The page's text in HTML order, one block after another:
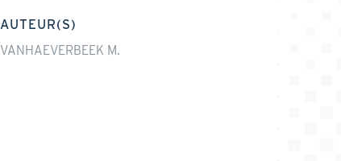
AUTEUR(S)
VANHAEVERBEEK M.